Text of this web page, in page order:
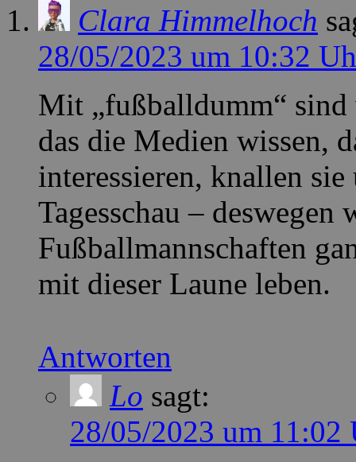
Clara Himmelhoch
28/05/2023 um 10:32
Mit „fußballdumm“
das die Medien wissen,
interessieren, knallen
Tagesschau –
Fußballmannschaften
mit dieser Laune leben.
Antworten
Lo sagt:
28/05/2023 um 11:02